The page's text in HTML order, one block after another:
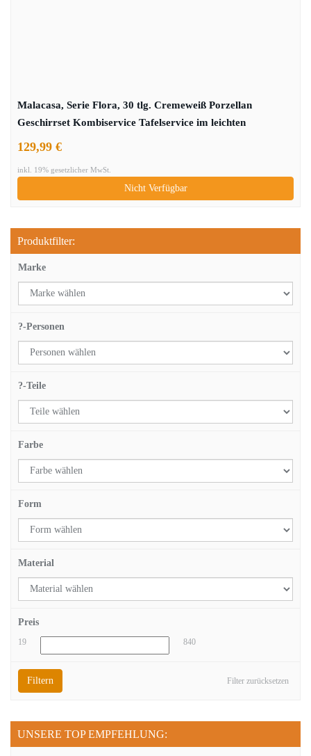
Malacasa, Serie Flora, 30 tlg. Cremeweiß Porzellan
Geschirrset Kombiservice Tafelservice im leichten
Dessertteller, 6 Suppenteller und 6 Flachteller
129,99 €
inkl. 19% gesetzlicher MwSt.
Nicht Verfügbar
Produktfilter:
Marke
?-Personen
?-Teile
Farbe
Form
Material
Preis
19 840
Filter zurücksetzen
Filtern
UNSERE TOP EMPFEHLUNG: